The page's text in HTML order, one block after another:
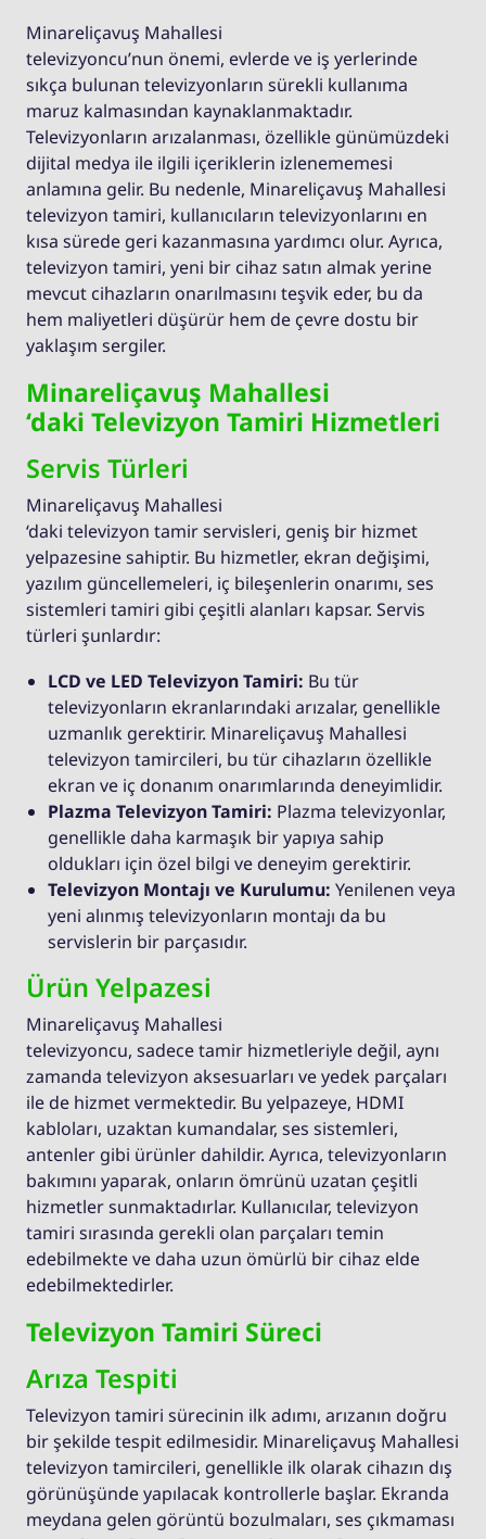
Minareliçavuş Mahallesi
televizyoncu’nun önemi, evlerde ve iş yerlerinde
sıkça bulunan televizyonların sürekli kullanıma
maruz kalmasından kaynaklanmaktadır.
Televizyonların arızalanması, özellikle günümüzdeki
dijital medya ile ilgili içeriklerin izlenememesi
anlamına gelir. Bu nedenle, Minareliçavuş Mahallesi
televizyon tamiri, kullanıcıların televizyonlarını en
kısa sürede geri kazanmasına yardımcı olur. Ayrıca,
televizyon tamiri, yeni bir cihaz satın almak yerine
mevcut cihazların onarılmasını teşvik eder, bu da
hem maliyetleri düşürür hem de çevre dostu bir
yaklaşım sergiler.
Minareliçavuş Mahallesi
‘daki Televizyon Tamiri Hizmetleri
Servis Türleri
Minareliçavuş Mahallesi
‘daki televizyon tamir servisleri, geniş bir hizmet
yelpazesine sahiptir. Bu hizmetler, ekran değişimi,
yazılım güncellemeleri, iç bileşenlerin onarımı, ses
sistemleri tamiri gibi çeşitli alanları kapsar. Servis
türleri şunlardır:
LCD ve LED Televizyon Tamiri: Bu tür
televizyonların ekranlarındaki arızalar, genellikle
uzmanlık gerektirir. Minareliçavuş Mahallesi
televizyon tamircileri, bu tür cihazların özellikle
ekran ve iç donanım onarımlarında deneyimlidir.
Plazma Televizyon Tamiri: Plazma televizyonlar,
genellikle daha karmaşık bir yapıya sahip
oldukları için özel bilgi ve deneyim gerektirir.
Televizyon Montajı ve Kurulumu: Yenilenen veya
yeni alınmış televizyonların montajı da bu
servislerin bir parçasıdır.
Ürün Yelpazesi
Minareliçavuş Mahallesi
televizyoncu, sadece tamir hizmetleriyle değil, aynı
zamanda televizyon aksesuarları ve yedek parçaları
ile de hizmet vermektedir. Bu yelpazeye, HDMI
kabloları, uzaktan kumandalar, ses sistemleri,
antenler gibi ürünler dahildir. Ayrıca, televizyonların
bakımını yaparak, onların ömrünü uzatan çeşitli
hizmetler sunmaktadırlar. Kullanıcılar, televizyon
tamiri sırasında gerekli olan parçaları temin
edebilmekte ve daha uzun ömürlü bir cihaz elde
edebilmektedirler.
Televizyon Tamiri Süreci
Arıza Tespiti
Televizyon tamiri sürecinin ilk adımı, arızanın doğru
bir şekilde tespit edilmesidir. Minareliçavuş Mahallesi
televizyon tamircileri, genellikle ilk olarak cihazın dış
görünüşünde yapılacak kontrollerle başlar. Ekranda
meydana gelen görüntü bozulmaları, ses çıkmaması